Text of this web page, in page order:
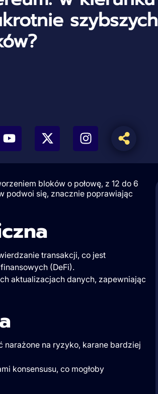
szybszych
bloków o połowę, z 12 do 6
podwoi się, znacznie poprawiając
transakcji, co jest
(DeFi).
aktualizacjach danych, zapewniając
narażone na ryzyko, karane bardziej
konsensusu, co mogłoby